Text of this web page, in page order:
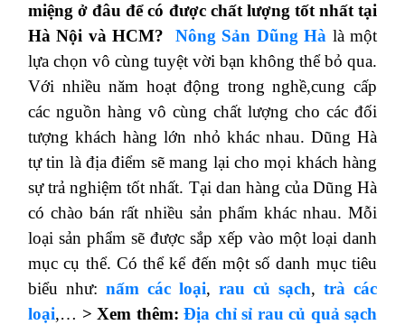
miệng ở đâu để có được chất lượng tốt nhất tại
Hà Nội và HCM?
Nông Sản Dũng Hà là một
lựa chọn vô cùng tuyệt vời bạn không thể bỏ qua.
Với nhiều năm hoạt động trong nghề,cung cấp
các nguồn hàng vô cùng chất lượng cho các đối
tượng khách hàng lớn nhỏ khác nhau. Dũng Hà
tự tin là địa điểm sẽ mang lại cho mọi khách hàng
sự trả nghiệm tốt nhất. Tại dan hàng của Dũng Hà
có chào bán rất nhiều sản phẩm khác nhau. Mỗi
loại sản phẩm sẽ được sắp xếp vào một loại danh
mục cụ thể. Có thể kể đến một số danh mục tiêu
biểu như: nấm các loại, rau củ sạch, trà các
loại,… > Xem thêm: Địa chỉ sỉ rau củ quả sạch